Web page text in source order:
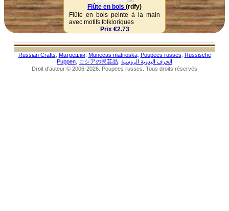
Flûte en bois (rdfy)
Flûte en bois peinte à la main
avec motifs folkloriques
Prix €2.73
Russian Crafts Матрешки, Munecas matrioska, Poupees russes Russische
Puppen
ロシアの民芸品 الحرف اليدوية الروسية
Droit d'auteur © 2006-2026. Poupees russes. Tous droits réservés